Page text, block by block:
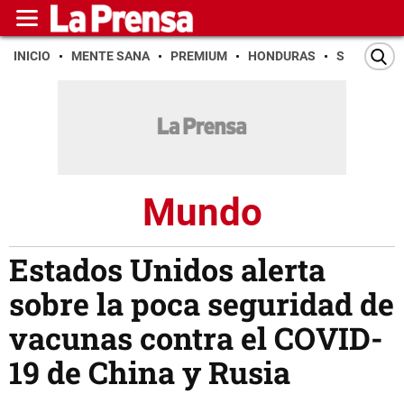
INICIO MENTE SANA PREMIUM HONDURAS SAN PEDRO
Mundo
Estados Unidos alerta
sobre la poca seguridad de
vacunas contra el COVID-
19 de China y Rusia